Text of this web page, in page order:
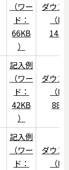
（ワー
ド：
66KB
）
ダウン
（
記入例
（ワー
ド：
42KB
）
ダウン
（
記入例
（ワー
ド：
ダウン
（